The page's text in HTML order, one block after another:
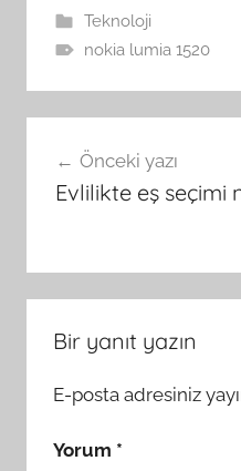
Teknoloji
nokia lumia 1520
gezinmesi
Önceki yazı
Evlilikte eş seçimi
Bir yanıt yazın
E-posta adresiniz
Yorum *